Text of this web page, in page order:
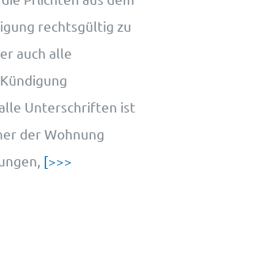
rechtsgültig zu
auch alle
Unterschriften ist
der Wohnung
[>>>